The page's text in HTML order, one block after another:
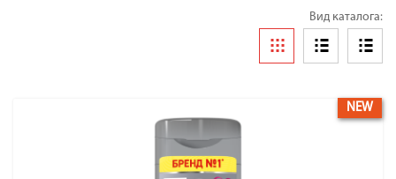
Вид каталога:
NEW